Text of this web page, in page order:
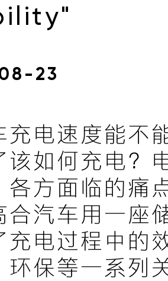
23
充电速度能不
该如何充电？
各方面临的痛
合汽车用一座
充电过程中的
环保等一系列